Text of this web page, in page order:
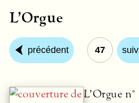
L’Orgue
précédent 47
L’Orgue n°